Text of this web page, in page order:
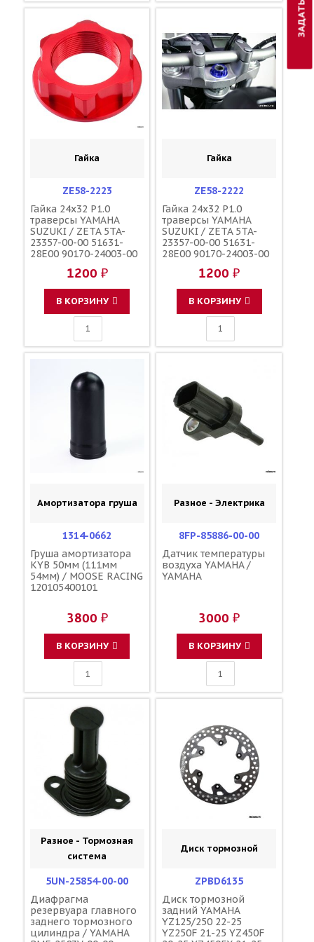
Гайка
ZE58-2223
Гайка 24x32 P1.0
траверсы YAMAHA
SUZUKI / ZETA 5TA-
23357-00-00 51631-
28E00 90170-24003-00
1200 ₽
В КОРЗИНУ
Гайка
ZE58-2222
Гайка 24x32 P1.0
траверсы YAMAHA
SUZUKI / ZETA 5TA-
23357-00-00 51631-
28E00 90170-24003-00
1200 ₽
В КОРЗИНУ
Амортизатора груша
1314-0662
Груша амортизатора
KYB 50мм (111мм
54мм) / MOOSE RACING
120105400101
3800 ₽
В КОРЗИНУ
Разное - Электрика
8FP-85886-00-00
Датчик температуры
воздуха YAMAHA /
YAMAHA
3000 ₽
В КОРЗИНУ
Разное - Тормозная
система
5UN-25854-00-00
Диафрагма
резервуара главного
заднего тормозного
цилиндра / YAMAHA
Диск тормозной
ZPBD6135
Диск тормозной
задний YAMAHA
YZ125/250 22-25
YZ250F 21-25 YZ450F